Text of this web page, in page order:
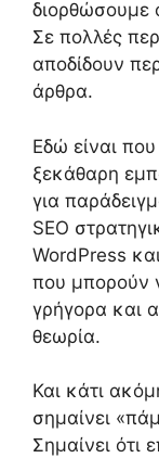
διορθώσουμε
Σε πολλές
αποδίδουν
άρθρα.
Εδώ είναι
ξεκάθαρη
για
SEO
WordPress
που μπορούν
γρήγορα και
θεωρία.
Και κάτι
σημαίνει
Σημαίνει ότι